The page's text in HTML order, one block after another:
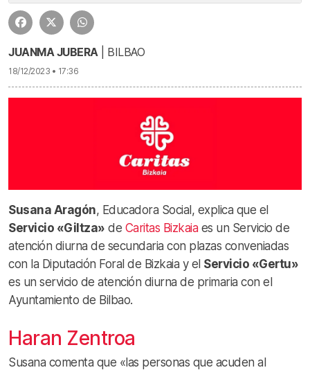
JUANMA JUBERA| BILBAO
18/12/2023 • 17:36
Susana Aragón, Educadora Social, explica que el
Servicio «Giltza» de Caritas Bizkaiaes un Servicio de
atención diurna de secundaria con plazas conveniadas
con la Diputación Foral de Bizkaia y el Servicio «Gertu»
es un servicio de atención diurna de primaria con el
Ayuntamiento de Bilbao.
Haran Zentroa
Susana comenta que «las personas que acuden al